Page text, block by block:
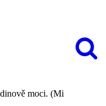
moci. (Mi